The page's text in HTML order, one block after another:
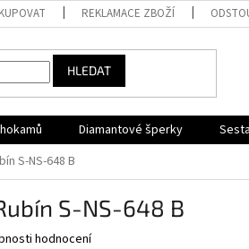
REKLAMACE ZBOŽÍ
HLEDAT
Diamantové šperky
S-NS-648 B
S-NS-648 B
hodnocení